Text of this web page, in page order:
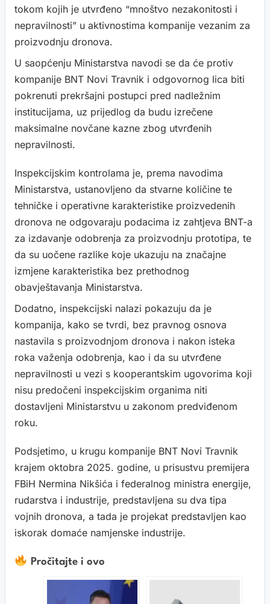
tokom kojih je utvrđeno “mnoštvo nezakonitosti i
nepravilnosti” u aktivnostima kompanije vezanim za
proizvodnju dronova.
U saopćenju Ministarstva navodi se da će protiv
kompanije BNT Novi Travnik i odgovornog lica biti
pokrenuti prekršajni postupci pred nadležnim
institucijama, uz prijedlog da budu izrečene
maksimalne novčane kazne zbog utvrđenih
nepravilnosti.
Inspekcijskim kontrolama je, prema navodima
Ministarstva, ustanovljeno da stvarne količine te
tehničke i operativne karakteristike proizvedenih
dronova ne odgovaraju podacima iz zahtjeva BNT-a
za izdavanje odobrenja za proizvodnju prototipa, te
da su uočene razlike koje ukazuju na značajne
izmjene karakteristika bez prethodnog
obavještavanja Ministarstva.
Dodatno, inspekcijski nalazi pokazuju da je
kompanija, kako se tvrdi, bez pravnog osnova
nastavila s proizvodnjom dronova i nakon isteka
roka važenja odobrenja, kao i da su utvrđene
nepravilnosti u vezi s kooperantskim ugovorima koji
nisu predočeni inspekcijskim organima niti
dostavljeni Ministarstvu u zakonom predviđenom
roku.
Podsjetimo, u krugu kompanije BNT Novi Travnik
krajem oktobra 2025. godine, u prisustvu premijera
FBiH Nermina Nikšića i federalnog ministra energije,
rudarstva i industrije, predstavljena su dva tipa
vojnih dronova, a tada je projekat predstavljen kao
iskorak domaće namjenske industrije.
Pročitajte i ovo